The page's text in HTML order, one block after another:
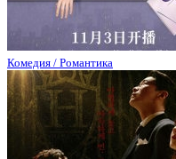
Комедия / Романтика